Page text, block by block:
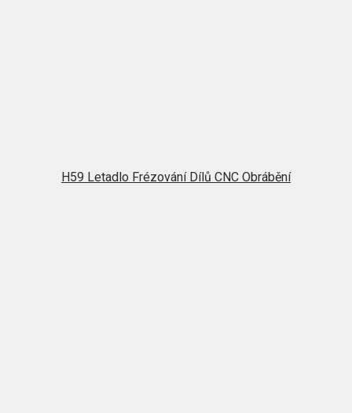
H59 Letadlo Frézování Dílů CNC Obrábění